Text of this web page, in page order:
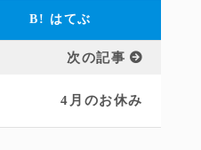
B! はてぶ
次の記事
4月のお休み